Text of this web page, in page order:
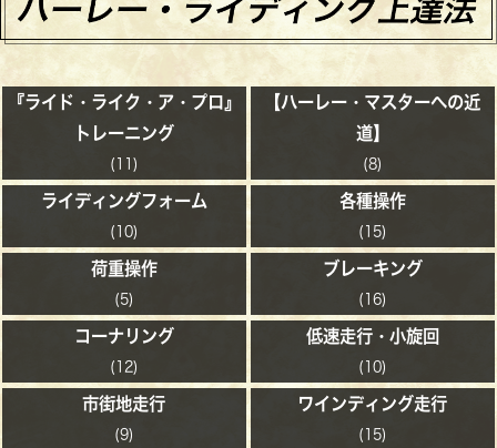
『ライド・ライク・ア・プロ』
トレーニング
(11)
【ハーレー・マスターへの近
道】
(8)
ライディングフォーム
(10)
各種操作
(15)
荷重操作
(5)
ブレーキング
(16)
コーナリング
(12)
低速走行・小旋回
(10)
市街地走行
(9)
ワインディング走行
(15)